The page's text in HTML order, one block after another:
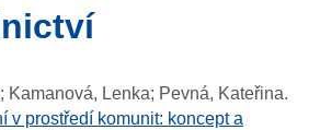
Kamanová, Lenka; Pevná, Kateřina.
v prostředí komunit: koncept a